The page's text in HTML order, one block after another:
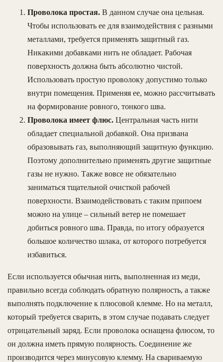
Проволока простая. В данном случае она цельная.
Чтобы использовать ее для взаимодействия с разными
металлами, требуется применять защитный газ.
Никакими добавками нить не обладает. Рабочая
поверхность должна быть абсолютно чистой.
Использовать простую проволоку допустимо только
внутри помещения. Применяя ее, можно рассчитывать
на формирование ровного, тонкого шва.
Проволока имеет флюс. Центральная часть нити
обладает специальной добавкой. Она призвана
образовывать газ, выполняющий защитную функцию.
Поэтому дополнительно применять другие защитные
газы не нужно. Также вовсе не обязательно
заниматься тщательной очисткой рабочей
поверхности. Взаимодействовать с таким припоем
можно на улице – сильный ветер не помешает
добиться ровного шва. Правда, по итогу образуется
большое количество шлака, от которого потребуется
избавиться.
Если используется обычная нить, выполненная из меди,
правильно всегда соблюдать обратную полярность, а также
выполнять подключение к плюсовой клемме. Но на металл,
который требуется сварить, в этом случае подавать следует
отрицательный заряд. Если проволока оснащена флюсом, то
он должна иметь прямую полярность. Соединение же
производится через минусовую клемму. На свариваемую